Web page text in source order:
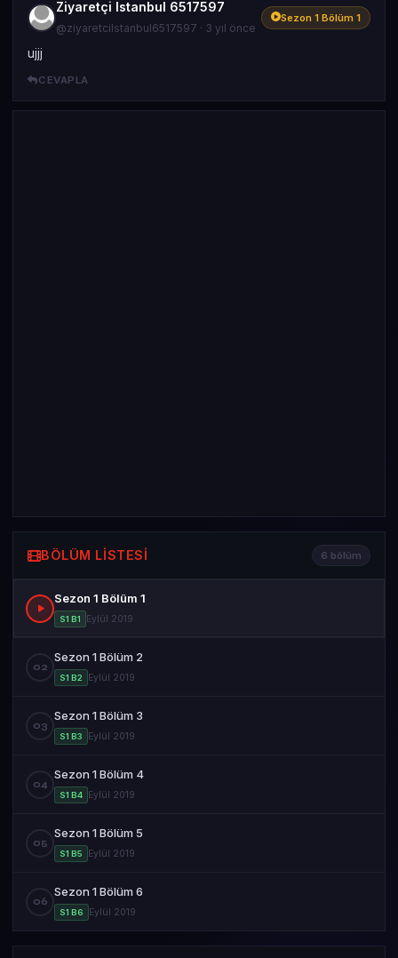
Ziyaretçi Istanbul 6517597
@ziyaretciIstanbul6517597 · 3 yıl önce
Sezon 1 Bölüm 1
ujjj
CEVAPLA
BÖLÜM LISTESI 6 bölüm
Sezon 1 Bölüm 1
S1 B1 Eylül 2019
02
Sezon 1 Bölüm 2
S1 B2 Eylül 2019
03
Sezon 1 Bölüm 3
S1 B3 Eylül 2019
04
Sezon 1 Bölüm 4
S1 B4 Eylül 2019
05
Sezon 1 Bölüm 5
S1 B5 Eylül 2019
06
Sezon 1 Bölüm 6
S1 B6 Eylül 2019